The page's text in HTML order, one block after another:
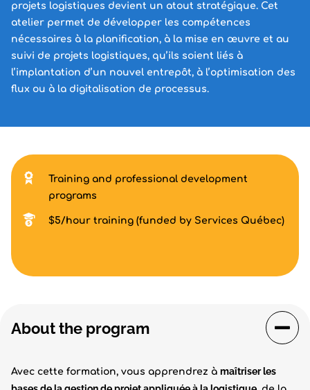
projets logistiques devient un atout stratégique. Cet
atelier permet de développer les compétences
nécessaires à la planification, à la mise en œuvre et au
suivi de projets logistiques, qu’ils soient liés à
l’implantation d’un nouvel entrepôt, à l’optimisation des
flux ou à la digitalisation de processus.
About the program
Avec cette formation, vous apprendrez à maîtriser les
Training and professional development
programs
$5/hour training (funded by Services Québec)